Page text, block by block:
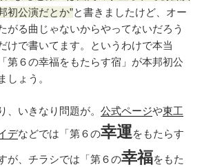
初公演だとか と書きましたけど、オー
がる曲じゃないからやってないだろう
けで書いてます。というわけで本当
第６の幸福をもたらす宿」が本邦初公
しょう。
、いきなり問題が。 公式ページや東工
デなどでは「第６の幸運をもたらす
が、チラシでは「第６の幸福をもた